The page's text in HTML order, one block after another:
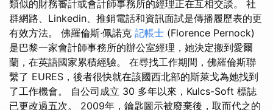
類似的財務審計或會計師事務所的經理正在互相交談。 社
群網路、Linkedin、推銷電話和資訊面試是傳播履歷表的更
有效方法。 佛羅倫斯·佩諾克 記帳士 (Florence Pernock)
是巴黎一家會計師事務所的辦公室經理，她決定搬到愛爾
蘭，在英語國家累積經驗。 在尋找工作期間，佛羅倫斯聯
繫了 EURES，後者很快就在該國西北部的斯萊戈為她找到
了工作機會。 自公司成立 30 多年以來，Kulcs-Soft 標誌
已更改過五次。 2009年，鑰匙圖示被廢棄後，取而代之的